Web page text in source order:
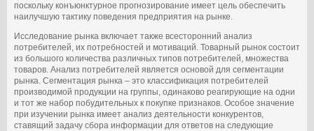
поскольку конъюнктурное прогнозирование имеет цель обеспечить
наилучшую тактику поведения предприятия на рынке.
Исследование рынка включает также всесторонний анализ
потребителей, их потребностей и мотиваций. Товарный рынок состоит
из большого количества различных типов потребителей, множества
товаров. Анализ потребителей является основой для сегментации
рынка. Сегментация рынка – это классификация потребителей
производимой продукции на группы, одинаково реагирующие на одни
и тот же набор побудительных к покупке признаков. Особое значение
при изучении рынка имеет анализ деятельности конкурентов,
ставящий задачу сбора информации для ответов на следующие